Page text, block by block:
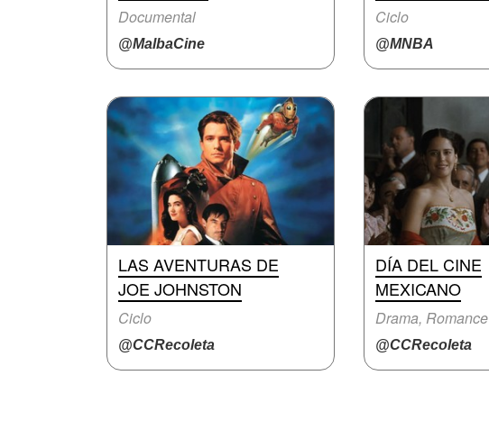
Documental
@MalbaCine
Ciclo
@MNBA
LAS AVENTURAS DE
JOE JOHNSTON
Ciclo
@CCRecoleta
DÍA DEL CINE
MEXICANO
Drama, Romance
@CCRecoleta